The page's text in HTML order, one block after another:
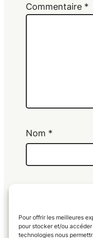
Pour offrir les meilleures
pour stocker et/ou
technologies nous
Commentaire *
Nom *